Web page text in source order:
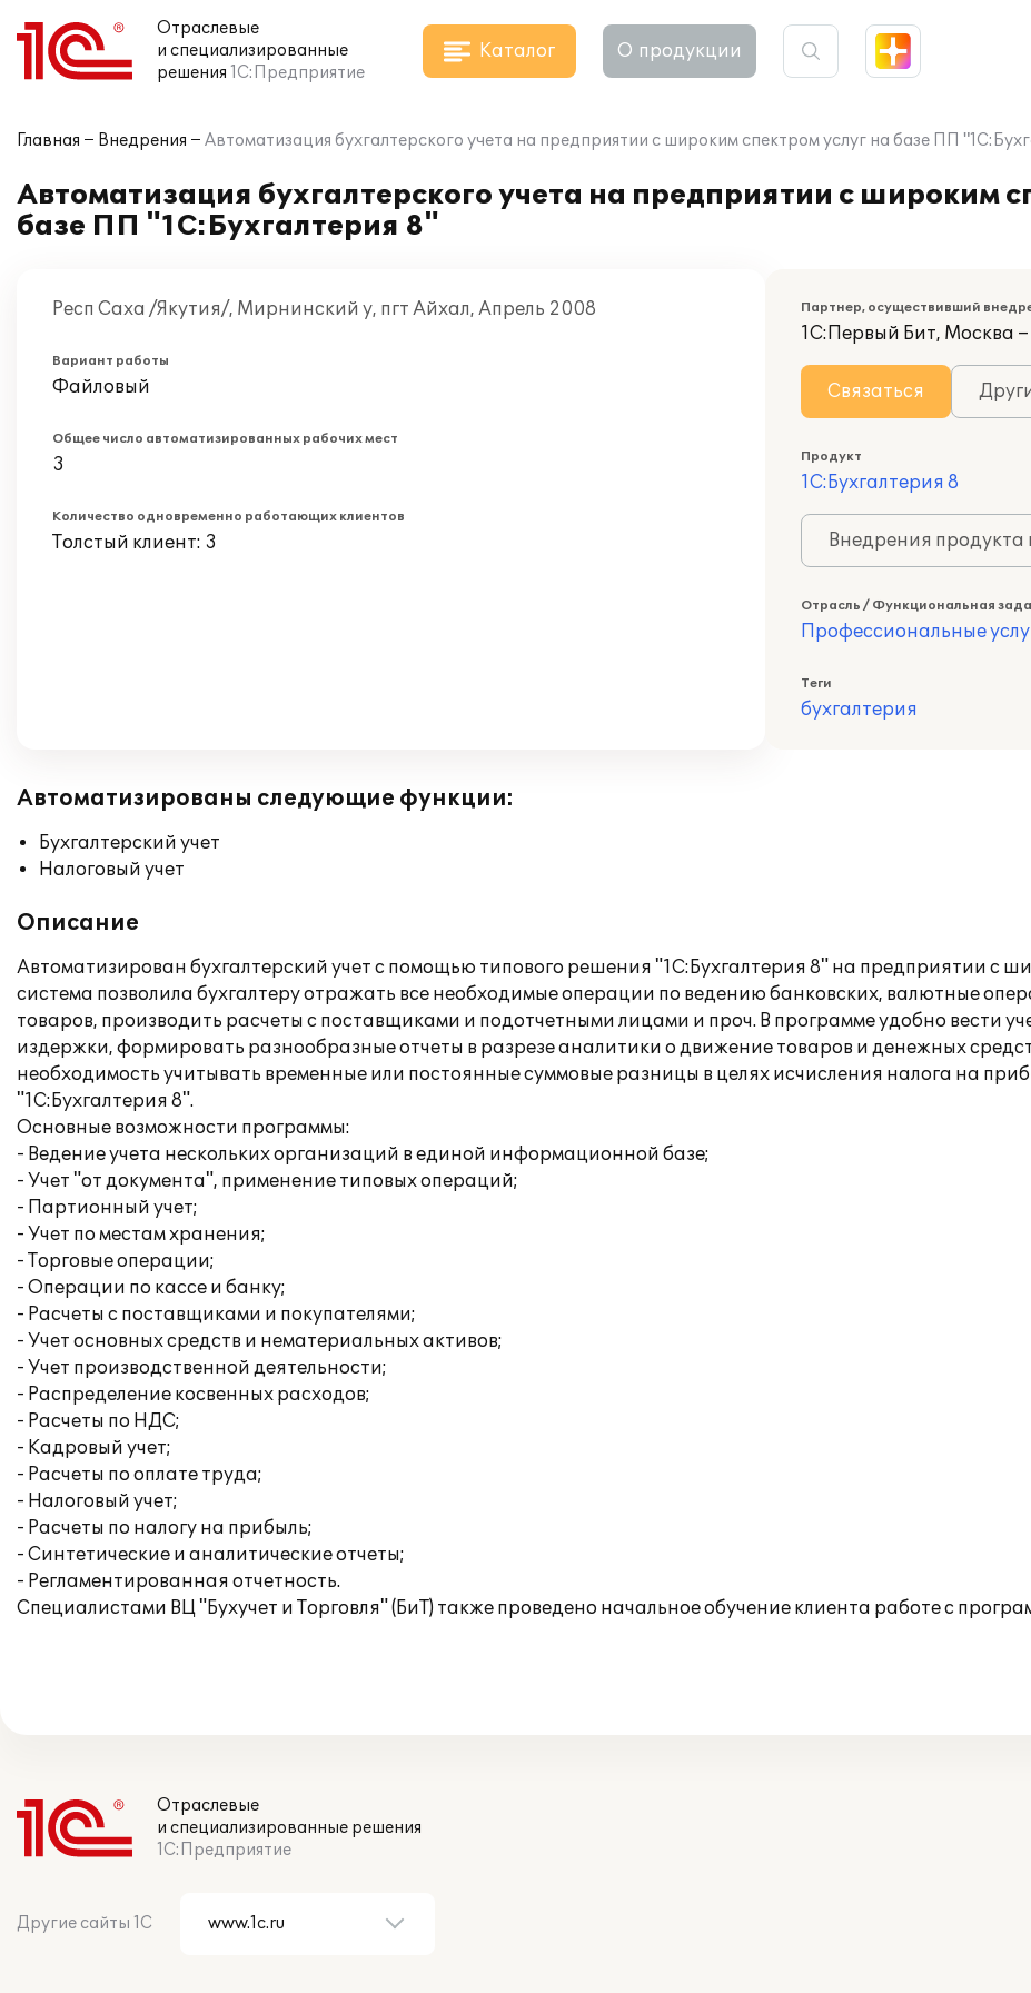
Отраслевые
и специализированные
решения 1С:Предприятие
Каталог О продукции
Главная Внедрения Автоматизация бухгалтерского учета на предприятии с широким спектром услуг на базе ПП
Автоматизация бухгалтерского учета на предприятии с широким
базе ПП "1С:Бухгалтерия 8"
Респ Саха /Якутия/, Мирнинский у, пгт Айхал, Апрель 2008
Вариант работы
Файловый
Общее число автоматизированных рабочих мест
3
Количество одновременно работающих клиентов
Толстый клиент: 3
Партнер, осуществивший
1С:Первый Бит, Москва
Связаться
Продукт
1С:Бухгалтерия 8
Внедрения
Отрасль / Функциональная
Профессиональные
Теги
бухгалтерия
Автоматизированы следующие функции:
Бухгалтерский учет
Налоговый учет
Описание
Автоматизирован бухгалтерский учет с помощью типового решения "1С:Бухгалтерия 8" на предприятии с
система позволила бухгалтеру отражать все необходимые операции по ведению банковских, валютные
товаров, производить расчеты с поставщиками и подотчетными лицами и проч. В программе удобно вести
издержки, формировать разнообразные отчеты в разрезе аналитики о движение товаров и денежных
необходимость учитывать временные или постоянные суммовые разницы в целях исчисления налога на
"1С:Бухгалтерия 8".
Основные возможности программы:
- Ведение учета нескольких организаций в единой информационной базе;
- Учет "от документа", применение типовых операций;
- Партионный учет;
- Учет по местам хранения;
- Торговые операции;
- Операции по кассе и банку;
- Расчеты с поставщиками и покупателями;
- Учет основных средств и нематериальных активов;
- Учет производственной деятельности;
- Распределение косвенных расходов;
- Расчеты по НДС;
- Кадровый учет;
- Расчеты по оплате труда;
- Налоговый учет;
- Расчеты по налогу на прибыль;
- Синтетические и аналитические отчеты;
- Регламентированная отчетность.
Специалистами ВЦ "Бухучет и Торговля" (БиТ) также проведено начальное обучение клиента работе с
Отраслевые
и специализированные решения
1С:Предприятие
Другие сайты 1С